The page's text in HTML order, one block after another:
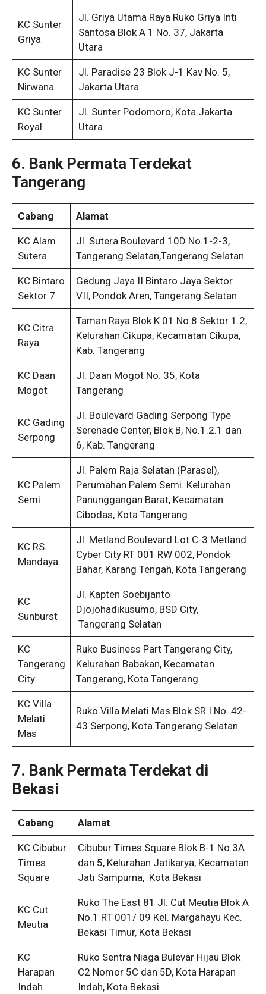
KC Sunter
Griya
Jl. Griya Utama Raya Ruko Griya Inti
Santosa Blok A 1 No. 37, Jakarta
Utara
KC Sunter
Nirwana
Jl. Paradise 23 Blok J-1 Kav No. 5,
Jakarta Utara
KC Sunter
Royal
Jl. Sunter Podomoro, Kota Jakarta
Utara
6. Bank Permata Terdekat
Tangerang
Cabang Alamat
KC Alam
Sutera
Jl. Sutera Boulevard 10D No.1-2-3,
Tangerang Selatan,Tangerang Selatan
KC Bintaro
Sektor 7
Gedung Jaya II Bintaro Jaya Sektor
VII, Pondok Aren, Tangerang Selatan
KC Citra
Raya
Taman Raya Blok K 01 No.8 Sektor 1.2,
Kelurahan Cikupa, Kecamatan Cikupa,
Kab. Tangerang
KC Daan
Mogot
Jl. Daan Mogot No. 35, Kota
Tangerang
KC Gading
Serpong
Jl. Boulevard Gading Serpong Type
Serenade Center, Blok B, No.1.2.1 dan
6, Kab. Tangerang
KC Palem
Semi
Jl. Palem Raja Selatan (Parasel),
Perumahan Palem Semi. Kelurahan
Panunggangan Barat, Kecamatan
Cibodas, Kota Tangerang
KC RS.
Mandaya
Jl. Metland Boulevard Lot C-3 Metland
Cyber City RT 001 RW 002, Pondok
Bahar, Karang Tengah, Kota Tangerang
KC
Sunburst
Jl. Kapten Soebijanto
Djojohadikusumo, BSD City,
Tangerang Selatan
KC
Tangerang
City
Ruko Business Part Tangerang City,
Kelurahan Babakan, Kecamatan
Tangerang, Kota Tangerang
KC Villa
Melati
Mas
Ruko Villa Melati Mas Blok SR I No. 42-
43 Serpong, Kota Tangerang Selatan
7. Bank Permata Terdekat di
Bekasi
Cabang Alamat
KC Cibubur
Times
Square
Cibubur Times Square Blok B-1 No.3A
dan 5, Kelurahan Jatikarya, Kecamatan
Jati Sampurna, Kota Bekasi
KC Cut
Meutia
Ruko The East 81 Jl. Cut Meutia Blok A
No.1 RT 001/ 09 Kel. Margahayu Kec.
Bekasi Timur, Kota Bekasi
KC
Harapan
Indah
Ruko Sentra Niaga Bulevar Hijau Blok
C2 Nomor 5C dan 5D, Kota Harapan
Indah, Kota Bekasi